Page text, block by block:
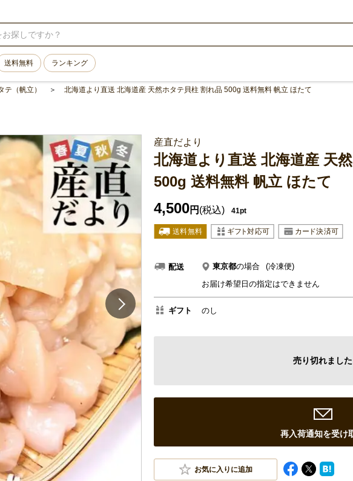
送料無料 ランキング
テ（帆立） 北海道より直送 北海道産 天然ホタテ貝柱 割れ品 500g 送料無料 帆立 ほたて
産直だより
北海道より直送 北海道産 天
500g 送料無料 帆立 ほたて
4,500円 (税込) 41pt
配送 東京都の場合
(冷凍便)
お届け希望日の指定はできません
ギフト のし
売り切れました
再入荷通知を受け
お気に入りに追加